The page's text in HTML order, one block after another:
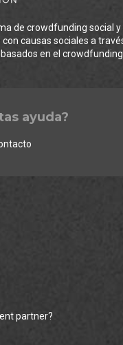
de crowdfunding social y
causas sociales a
en el crowdfunding.
ayuda?
partner?